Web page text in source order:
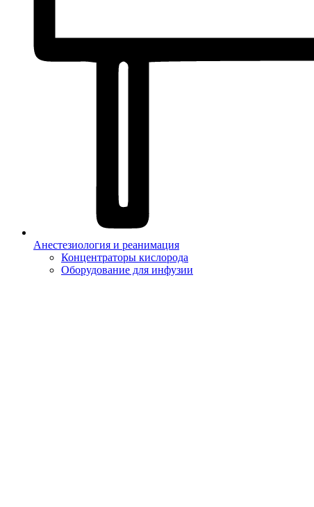
Анестезиология и реанимация
Концентраторы кислорода
Оборудование для инфузии